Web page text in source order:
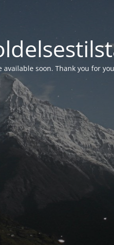
available soon. Thank you for